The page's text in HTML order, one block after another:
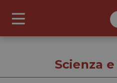
Scienza